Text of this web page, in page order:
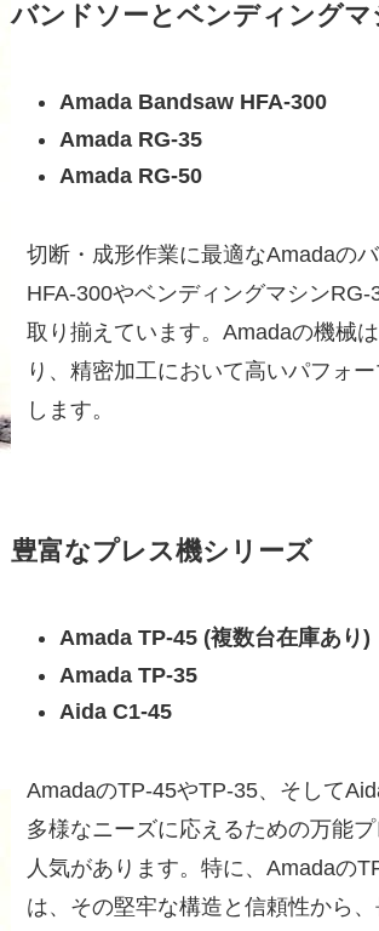
バンドソーとベンディングマ
Amada Bandsaw HFA-300
Amada RG-35
Amada RG-50
切断・成形作業に最適なAmadaの
HFA-300やベンディングマシンRG-
取り揃えています。Amadaの機械
り、精密加工において高いパフォ
します。
豊富なプレス機シリーズ
Amada TP-45 (複数台在庫あり)
Amada TP-35
Aida C1-45
AmadaのTP-45やTP-35、そして
多様なニーズに応えるための万能
人気があります。特に、Amadaの
は、その堅牢な構造と信頼性から